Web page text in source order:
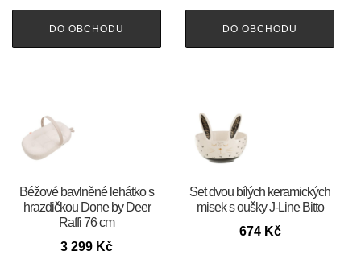
DO OBCHODU DO OBCHODU
Béžové bavlněné lehátko s
hrazdičkou Done by Deer
Raffi 76 cm
3 299 Kč
Set dvou bílých keramických
misek s oušky J-Line Bitto
674 Kč